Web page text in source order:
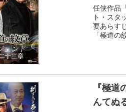
任侠作品
ト・スタ
要あらす
「極道の
『極
んてぬ